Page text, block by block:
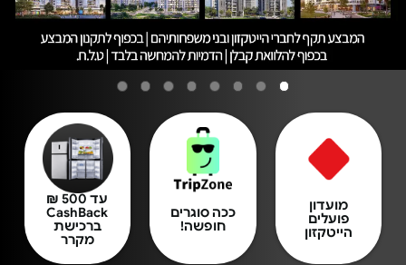
מועדון
פועלים
הייטקזון
ככה סוגרים
חופשה!
עד 500 ₪
CashBack
ברכישת
מקרר